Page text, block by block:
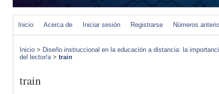
Inicio Acerca de Iniciar sesión Registrarse Números
Inicio > Diseño instruccional en la educación a distancia: la
del lector/a> train
train